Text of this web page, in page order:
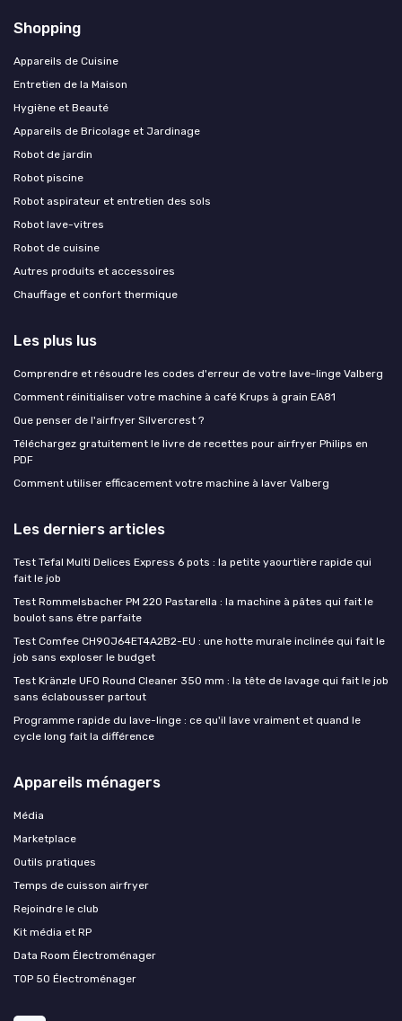
Shopping
Appareils de Cuisine
Entretien de la Maison
Hygiène et Beauté
Appareils de Bricolage et Jardinage
Robot de jardin
Robot piscine
Robot aspirateur et entretien des sols
Robot lave-vitres
Robot de cuisine
Autres produits et accessoires
Chauffage et confort thermique
Les plus lus
Comprendre et résoudre les codes d'erreur de votre lave-linge Valberg
Comment réinitialiser votre machine à café Krups à grain EA81
Que penser de l'airfryer Silvercrest ?
Téléchargez gratuitement le livre de recettes pour airfryer Philips en
PDF
Comment utiliser efficacement votre machine à laver Valberg
Les derniers articles
Test Tefal Multi Delices Express 6 pots : la petite yaourtière rapide qui
fait le job
Test Rommelsbacher PM 220 Pastarella : la machine à pâtes qui fait le
boulot sans être parfaite
Test Comfee CH90J64ET4A2B2-EU : une hotte murale inclinée qui fait le
job sans exploser le budget
Test Kränzle UFO Round Cleaner 350 mm : la tête de lavage qui fait le job
sans éclabousser partout
Programme rapide du lave-linge : ce qu'il lave vraiment et quand le
cycle long fait la différence
Appareils ménagers
Média
Marketplace
Outils pratiques
Temps de cuisson airfryer
Rejoindre le club
Kit média et RP
Data Room Électroménager
TOP 50 Électroménager